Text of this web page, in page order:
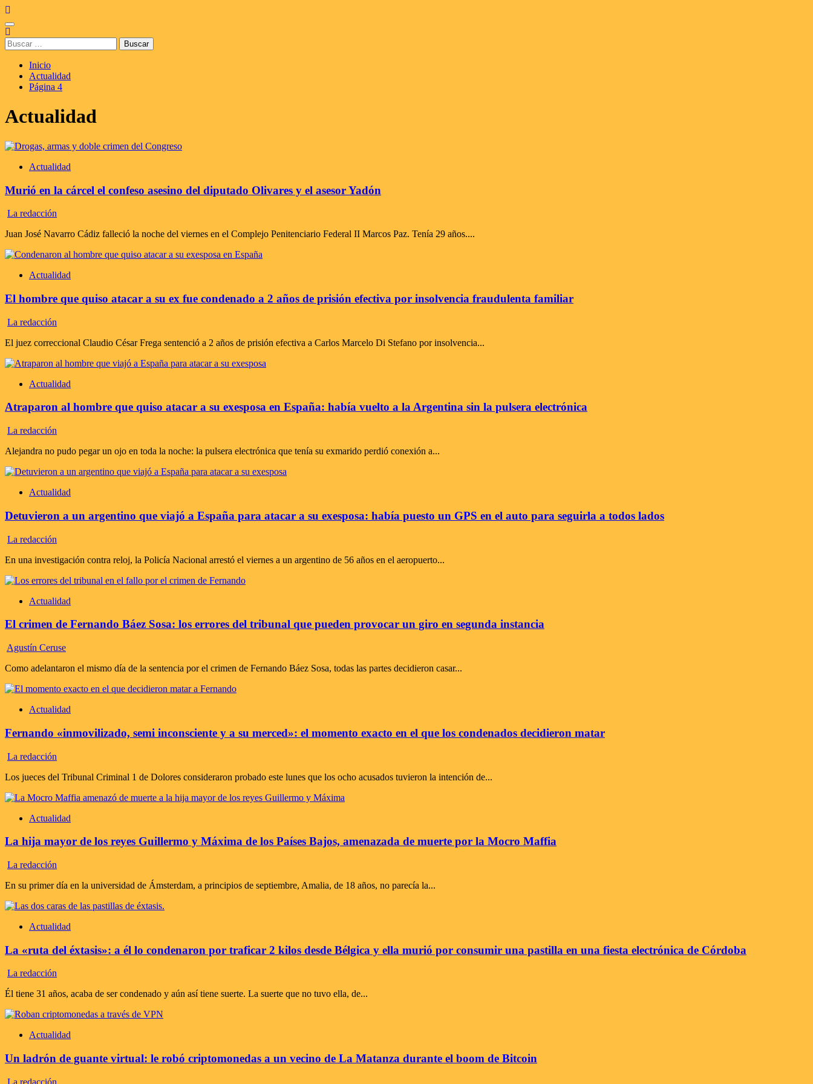
Saltar
al
contenido
Menú
principal
Buscar:
Inicio
Actualidad
Página 4
Actualidad
Actualidad
Murió en la cárcel el confeso asesino del diputado Olivares y el asesor Yadón
La redacción
Juan José Navarro Cádiz falleció la noche del viernes en el Complejo Penitenciario Federal II Marcos Paz. Tenía 29 años....
Actualidad
El hombre que quiso atacar a su ex fue condenado a 2 años de prisión efectiva por insolvencia fraudulenta familiar
La redacción
El juez correccional Claudio César Frega sentenció a 2 años de prisión efectiva a Carlos Marcelo Di Stefano por insolvencia...
Actualidad
Atraparon al hombre que quiso atacar a su exesposa en España: había vuelto a la Argentina sin la pulsera electrónica
La redacción
Alejandra no pudo pegar un ojo en toda la noche: la pulsera electrónica que tenía su exmarido perdió conexión a...
Actualidad
Detuvieron a un argentino que viajó a España para atacar a su exesposa: había puesto un GPS en el auto para seguirla a todos lados
La redacción
En una investigación contra reloj, la Policía Nacional arrestó el viernes a un argentino de 56 años en el aeropuerto...
Actualidad
El crimen de Fernando Báez Sosa: los errores del tribunal que pueden provocar un giro en segunda instancia
Agustín Ceruse
Como adelantaron el mismo día de la sentencia por el crimen de Fernando Báez Sosa, todas las partes decidieron casar...
Actualidad
Fernando «inmovilizado, semi inconsciente y a su merced»: el momento exacto en el que los condenados decidieron matar
La redacción
Los jueces del Tribunal Criminal 1 de Dolores consideraron probado este lunes que los ocho acusados tuvieron la intención de...
Actualidad
La hija mayor de los reyes Guillermo y Máxima de los Países Bajos, amenazada de muerte por la Mocro Maffia
La redacción
En su primer día en la universidad de Ámsterdam, a principios de septiembre, Amalia, de 18 años, no parecía la...
Actualidad
La «ruta del éxtasis»: a él lo condenaron por traficar 2 kilos desde Bélgica y ella murió por consumir una pastilla en una fiesta electrónica de Córdoba
La redacción
Él tiene 31 años, acaba de ser condenado y aún así tiene suerte. La suerte que no tuvo ella, de...
Actualidad
Un ladrón de guante virtual: le robó criptomonedas a un vecino de La Matanza durante el boom de Bitcoin
La redacción